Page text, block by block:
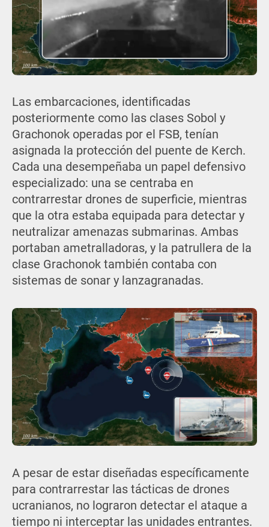
Las embarcaciones, identificadas
posteriormente como las clases Sobol y
Grachonok operadas por el FSB, tenían
asignada la protección del puente de Kerch.
Cada una desempeñaba un papel defensivo
especializado: una se centraba en
contrarrestar drones de superficie, mientras
que la otra estaba equipada para detectar y
neutralizar amenazas submarinas. Ambas
portaban ametralladoras, y la patrullera de la
clase Grachonok también contaba con
sistemas de sonar y lanzagranadas.
A pesar de estar diseñadas específicamente
para contrarrestar las tácticas de drones
ucranianos, no lograron detectar el ataque a
tiempo ni interceptar las unidades entrantes.